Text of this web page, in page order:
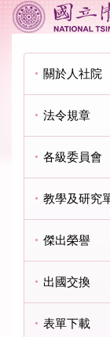
跳
到
關於人社院
法令規章
各級委員會
教學及研究
傑出榮譽
出國交換
表單下載